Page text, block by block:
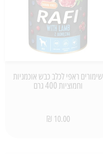
שימורים ראפי לכלב כבש אוכמניות
וחמוציות 400 גרם
10.00 ₪